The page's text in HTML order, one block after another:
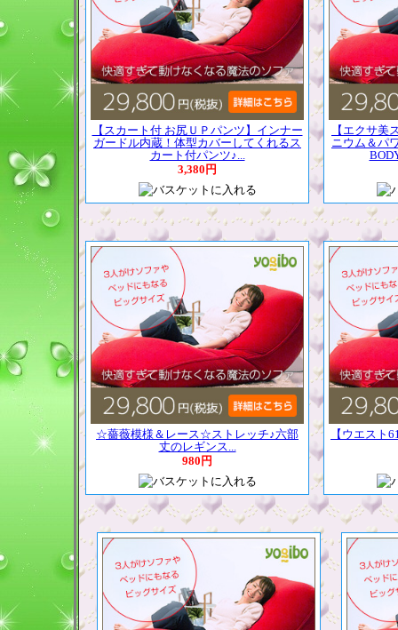
【スカート付 お尻ＵＰパンツ】インナー
ガードル内蔵！体型カバーしてくれるス
カート付パンツ♪...
3,380円
【エクサ
ニウム＆パ
☆薔薇模様＆レース☆ストレッチ♪六部
丈のレギンス...
980円
【ウエスト